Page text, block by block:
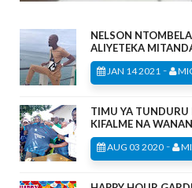
NELSON
ALIYETEKA
JAN 14 2021 -
TIMU YA TUNDURU
KIFALME NA
AUG 03 2020 -